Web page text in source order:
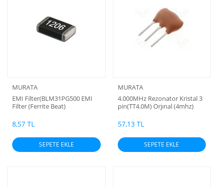
MURATA
EMI Filter(BLM31PG500 EMI
Filter (Ferrite Beat)
8,57 TL
SEPETE EKLE
MURATA
4.000MHz Rezonator Kristal 3
pin(TT4.0M) Orjınal (4mhz)
57,13 TL
SEPETE EKLE